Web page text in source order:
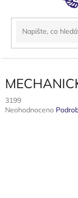
3199
Průměrné
Neohodnoceno